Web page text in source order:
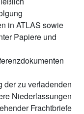
in ATLAS sowie
Papiere und
der zu verladenden
Niederlassungen
Frachtbriefe